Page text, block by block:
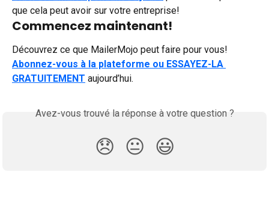
que cela peut avoir sur votre entreprise!
Commencez maintenant!
Découvrez ce que MailerMojo peut faire pour vous!
Abonnez-vous à la plateforme ou ESSAYEZ-LA
GRATUITEMENT aujourd’hui.
Avez-vous trouvé la réponse à votre question ?
😞 😐 😃